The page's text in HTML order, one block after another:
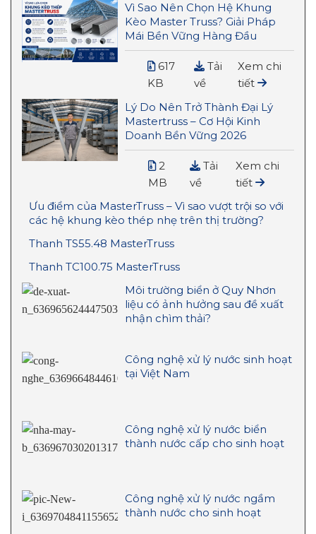
Vì Sao Nên Chọn Hệ Khung
Kèo Master Truss? Giải Pháp
Mái Bền Vững Hàng Đầu
617
KB
Tải
về
Xem chi
tiết
Lý Do Nên Trở Thành Đại Lý
Mastertruss – Cơ Hội Kinh
Doanh Bền Vững 2026
2
MB
Tải
về
Xem chi
tiết
Ưu điểm của MasterTruss – Vì sao vượt trội so với
các hệ khung kèo thép nhẹ trên thị trường?
Thanh TS55.48 MasterTruss
Thanh TC100.75 MasterTruss
Môi trường biển ở Quy Nhơn
liệu có ảnh hưởng sau đề xuất
nhận chìm thải?
Công nghệ xử lý nước sinh hoạt
tại Việt Nam
Công nghệ xử lý nước biển
thành nước cấp cho sinh hoạt
Công nghệ xử lý nước ngầm
thành nước cho sinh hoạt